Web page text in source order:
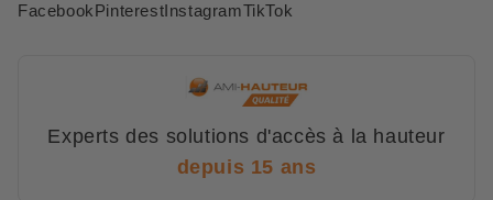
FacebookPinterestInstagramTikTok
Experts des solutions d'accès à la hauteur
depuis 15 ans